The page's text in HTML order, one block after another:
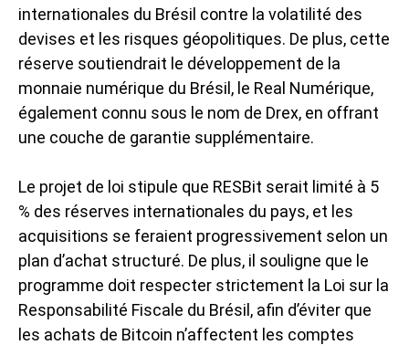
internationales du Brésil contre la volatilité des
devises et les risques géopolitiques. De plus, cette
réserve soutiendrait le développement de la
monnaie numérique du Brésil, le Real Numérique,
également connu sous le nom de Drex, en offrant
une couche de garantie supplémentaire.
Le projet de loi stipule que RESBit serait limité à 5
% des réserves internationales du pays, et les
acquisitions se feraient progressivement selon un
plan d’achat structuré. De plus, il souligne que le
programme doit respecter strictement la Loi sur la
Responsabilité Fiscale du Brésil, afin d’éviter que
les achats de Bitcoin n’affectent les comptes